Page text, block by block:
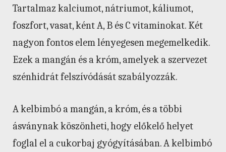
Tartalmaz kalciumot, nátriumot, káliumot,
foszfort, vasat, ként A, B és C vitaminokat. Két
nagyon fontos elem lényegesen megemelkedik.
Ezek a mangán és a króm, amelyek a szervezet
szénhidrát felszívódását szabályozzák.
A kelbimbó a mangán, a króm, és a többi
ásványnak köszönheti, hogy előkelő helyet
foglal el a cukorbaj gyógyításában. A kelbimbó